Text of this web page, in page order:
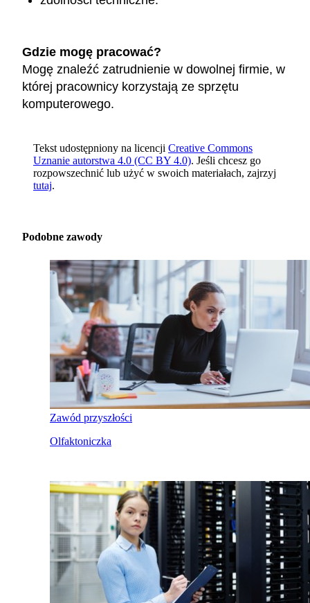
Gdzie mogę pracować?
Mogę znaleźć zatrudnienie w dowolnej firmie, w
której pracownicy korzystają ze sprzętu
komputerowego.
Tekst udostępniony na licencji Creative Commons
Uznanie autorstwa 4.0 (CC BY 4.0). Jeśli chcesz go
rozpowszechnić lub użyć w swoich materiałach, zajrzyj
tutaj.
Podobne zawody
Zawód przyszłości
Olfaktoniczka